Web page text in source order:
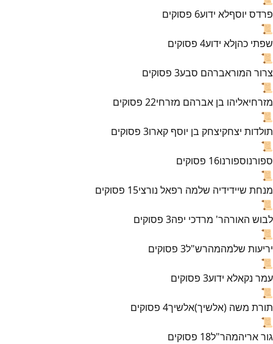
פרדס יוסףלא ידוע6 פסוקים
📜
שפתי כהןלא ידוע4 פסוקים
📜
צרור המוראברהם סבע3 פסוקים
📜
מזרחיאליהו בן אברהם מזרחי22 פסוקים
📜
תולדות יצחקיצחק בן יוסף קארו3 פסוקים
📜
ספורנוספורנו16 פסוקים
📜
מנחת שיידידיה שלמה רפאל נורצי15 פסוקים
📜
לבוש האורהר' מרדכי יפה3 פסוקים
📜
יריעות שלמהמהרש"ל3 פסוקים
📜
עמר נקאלא ידוע3 פסוקים
📜
תורת משה (אלשיך)אלשיך4 פסוקים
📜
גור אריהמהר"ל18 פסוקים